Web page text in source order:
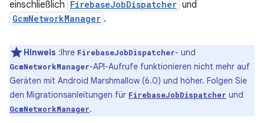
einschließlich FirebaseJobDispatcher und
GcmNetworkManager .
Hinweis :Ihre FirebaseJobDispatcher- und
GcmNetworkManager-API-Aufrufe funktionieren nicht mehr auf
Geräten mit Android Marshmallow (6.0) und höher. Folgen Sie
den Migrationsanleitungen für FirebaseJobDispatcher und
GcmNetworkManager.